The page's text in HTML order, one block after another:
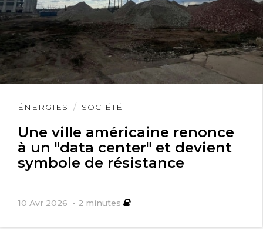
ÉNERGIES SOCIÉTÉ
Une ville américaine renonce
à un "data center" et devient
symbole de résistance
10 Avr 2026 2 minutes
Lire